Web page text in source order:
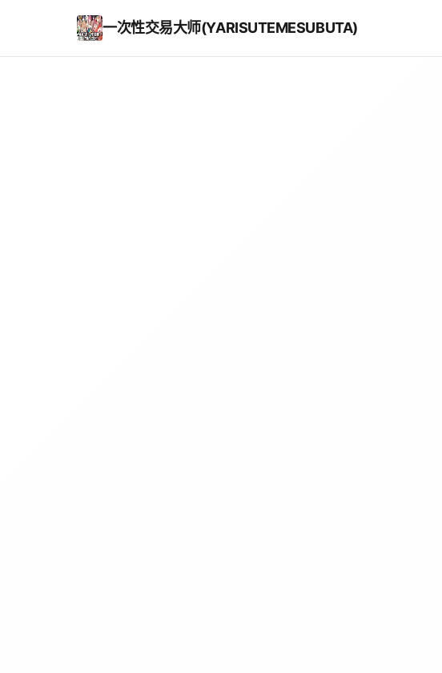
一次性交易大师(YARISUTEMESUBUTA)